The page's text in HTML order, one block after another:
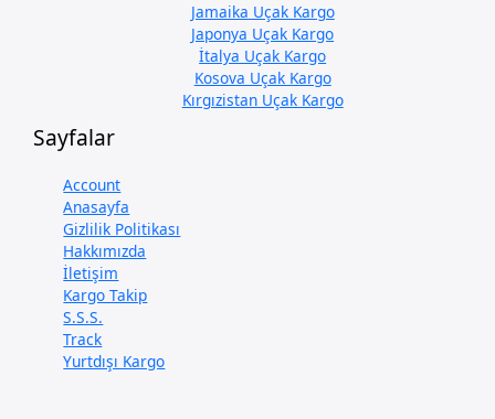
Jamaika Uçak Kargo
Japonya Uçak Kargo
İtalya Uçak Kargo
Kosova Uçak Kargo
Kırgızistan Uçak Kargo
Sayfalar
Account
Anasayfa
Gizlilik Politikası
Hakkımızda
İletişim
Kargo Takip
S.S.S.
Track
Yurtdışı Kargo